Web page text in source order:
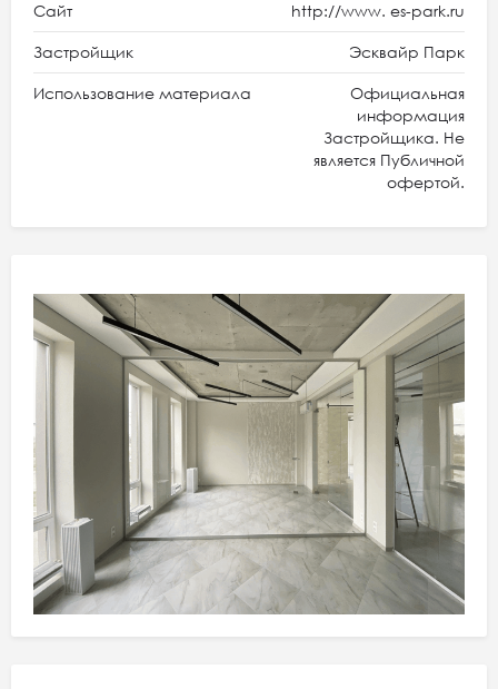
Сайт http://www. es-park.ru
Застройщик Эсквайр Парк
Использование материала
Официальная
информация
Застройщика. Не
является Публичной
офертой.